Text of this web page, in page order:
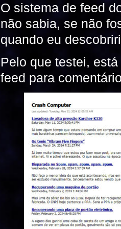
O sistema de feed
não sabia, se não
quando eu
Pelo que testei,
feed para